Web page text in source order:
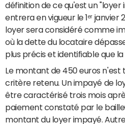
définition de ce qu'est un
entrera en vigueur le 1ᵉʳ janvier
loyer sera considéré comme
où la dette du locataire
plus précis et identifiable que
Le montant de 450 euros n'est
critère retenu. Un impayé de
être caractérisé trois mois
paiement constaté par le
montant du loyer impayé.